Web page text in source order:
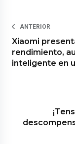
ANTERIOR
Xiaomi
rendimiento,
inteligente en